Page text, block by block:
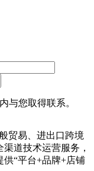
与您取得联系。
贸易、进出口跨境
道技术运营服务，
供“平台+品牌+店铺